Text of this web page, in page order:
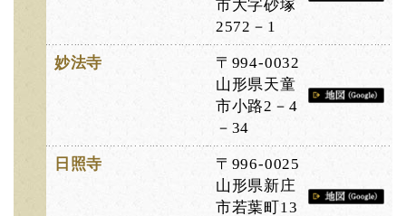
市大字砂塚
2572－1
妙法寺
〒994-0032
山形県天童
市小路2－4
－34
日照寺
〒996-0025
山形県新庄
市若葉町13